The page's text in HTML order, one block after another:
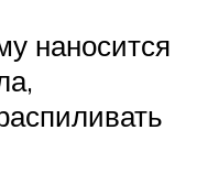
наносится